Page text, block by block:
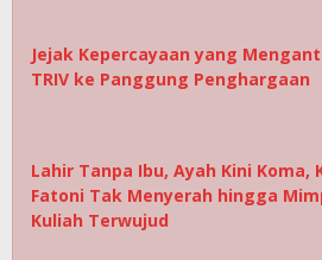
Jejak Kepercayaan yang
TRIV ke Panggung Penghargaan
Lahir Tanpa Ibu, Ayah Kini Koma,
Fatoni Tak Menyerah hingga
Kuliah Terwujud